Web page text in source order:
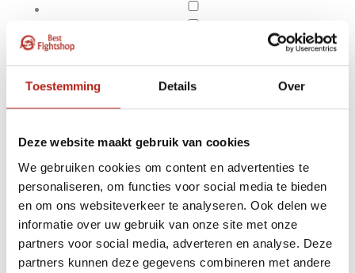
Toestemming Details Over
Deze website maakt gebruik van cookies
We gebruiken cookies om content en advertenties te
personaliseren, om functies voor social media te bieden
en om ons websiteverkeer te analyseren. Ook delen we
informatie over uw gebruik van onze site met onze
partners voor social media, adverteren en analyse. Deze
partners kunnen deze gegevens combineren met andere
Apply filters
Producten getagd met
blessurepreventie
Producten